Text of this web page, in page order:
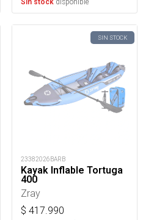
Sin stock
SIN STOCK
23382026BARB
Kayak Inflable Tortuga
400
Zray
$ 417.990